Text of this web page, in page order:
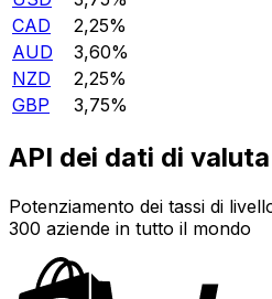
CAD
2,25%
AUD
3,60%
NZD
2,25%
GBP
3,75%
API dei dati di
Potenziamento dei tassi di
300 aziende in tutto il mondo